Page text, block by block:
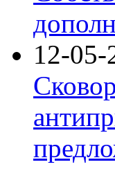
12-05-